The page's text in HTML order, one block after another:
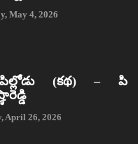
May 4, 2026
(కథ) – పి
April 26, 2026